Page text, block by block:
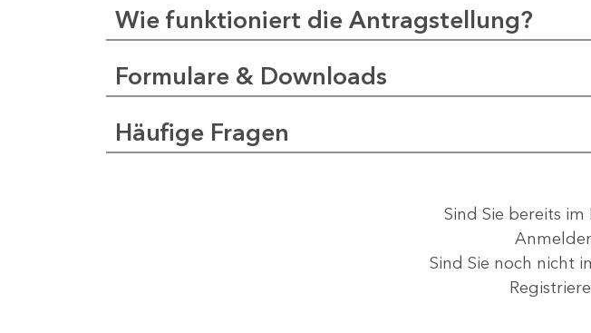
Wie funktioniert die Antragstellung?
Formulare & Downloads
Häufige Fragen
Sind Sie bereits
Sind Sie noch nicht